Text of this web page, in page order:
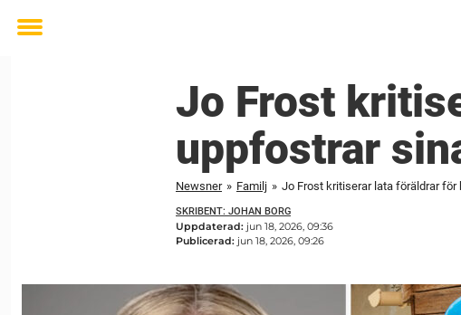
Toggle
Jo Frost
uppfostrar
Newsner » Familj » Jo Frost kritiserar lata föräldrar för
SKRIBENT: JOHAN BORG
Uppdaterad: jun 18, 2026, 09:36
Publicerad: jun 18, 2026, 09:26